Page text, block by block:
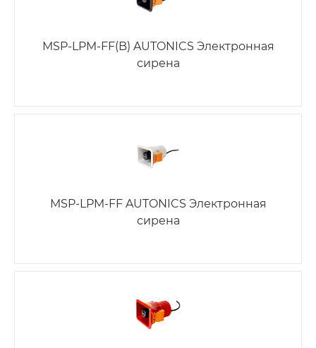
MSP-LPM-FF(B) AUTONICS Электронная
сирена
MSP-LPM-FF AUTONICS Электронная
сирена